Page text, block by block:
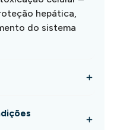
hepática,
do sistema